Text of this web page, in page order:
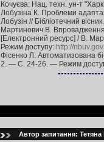
Кочуєва; Нац. техн. ун-т
Лобузіна К. Проблеми
Лобузін // Бібліотечний
Мартинович В. Впровадження
[Електронний ресурс] / В.
Режим доступу: http://
Фісенко Л. Автоматизована
2. — С. 24-26. — Режим
Автор запитання: